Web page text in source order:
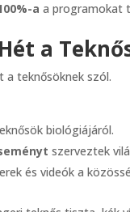
a a programokat
a
a teknősöknek szól.
biológiájáról.
szerveztek
és videók a